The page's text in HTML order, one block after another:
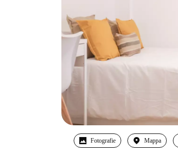
Fotografie Mappa